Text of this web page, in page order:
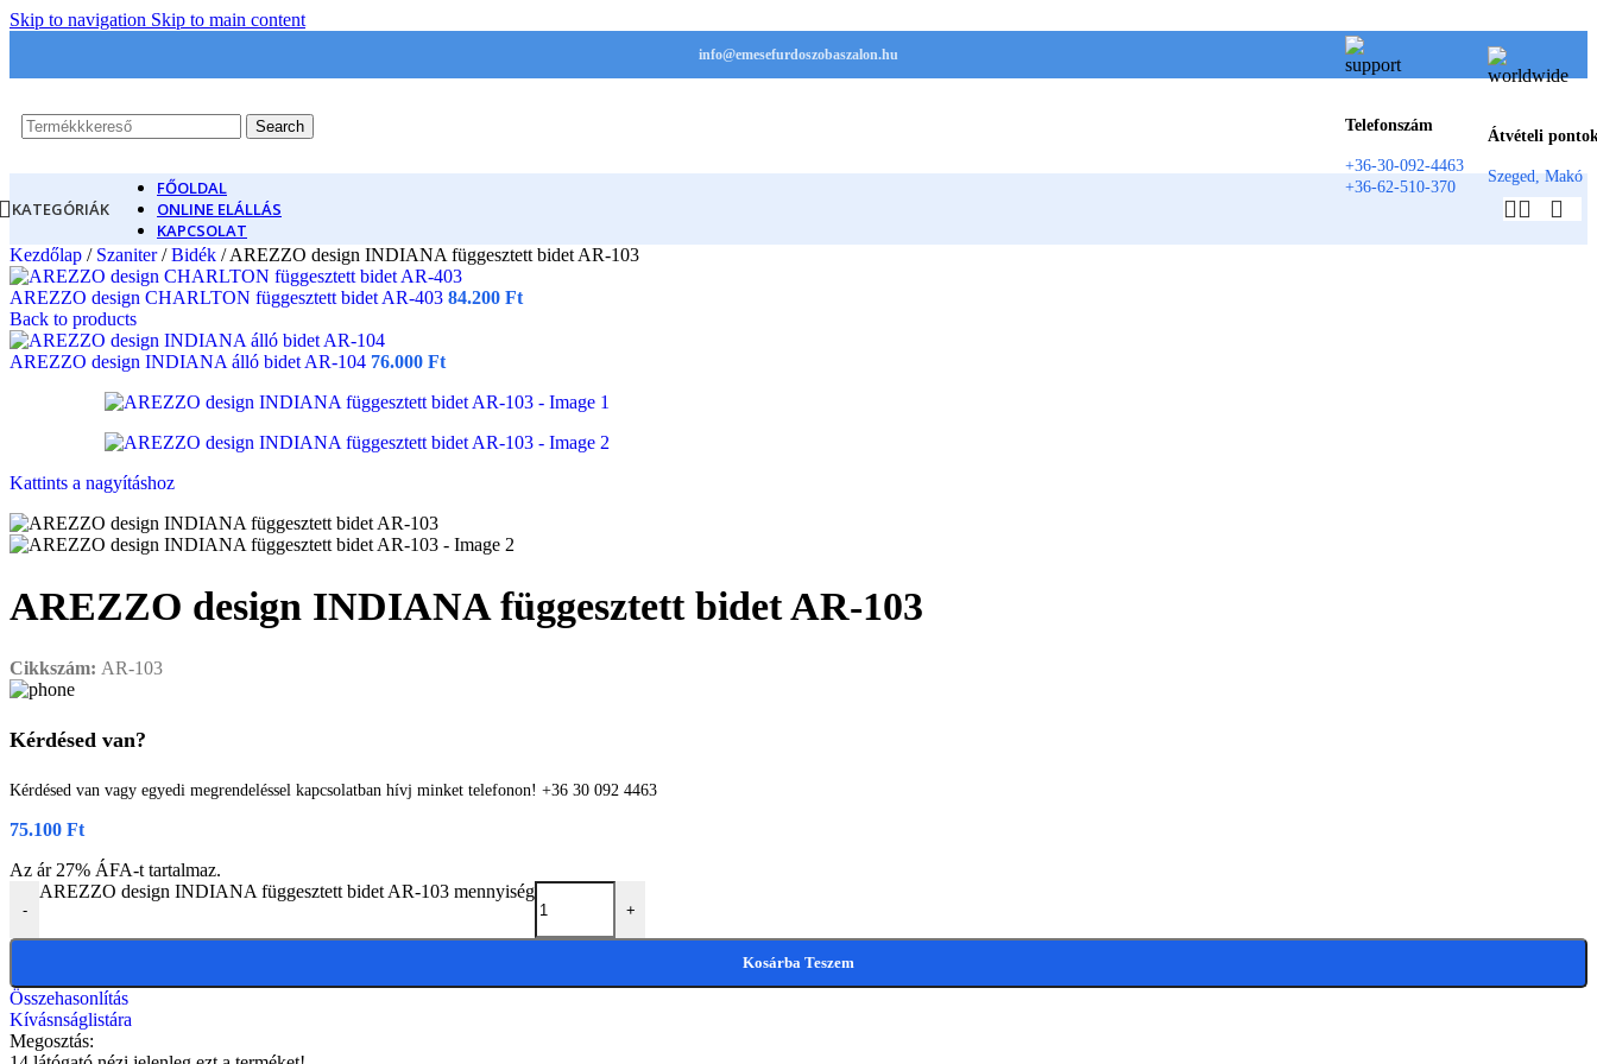
Skip to navigation Skip to main content
info@emesefurdoszobaszalon.hu
Search Telefonszám
+36-30-092-4463
+36-62-510-370
Átvételi
Szeged, Makó
KATEGÓRIÁK
FŐOLDAL
ONLINE ELÁLLÁS
KAPCSOLAT
Kezdőlap / Szaniter/ Bidék / AREZZO design INDIANA függesztett bidet AR-103
AREZZO design CHARLTON függesztett bidet AR-403 84.200 Ft
Back to products
AREZZO design INDIANA álló bidet AR-104 76.000 Ft
Kattints a nagyításhoz
AREZZO design INDIANA függesztett bidet AR-103
Cikkszám: AR-103
Kérdésed van?
Kérdésed van vagy egyedi megrendeléssel kapcsolatban hívj minket telefonon! +36 30 092 4463
75.100 Ft
Az ár 27% ÁFA-t tartalmaz.
-
AREZZO design INDIANA függesztett bidet AR-103 mennyiség
+
Kosárba Teszem
Összehasonlítás
Kívásnságlistára
Megosztás: